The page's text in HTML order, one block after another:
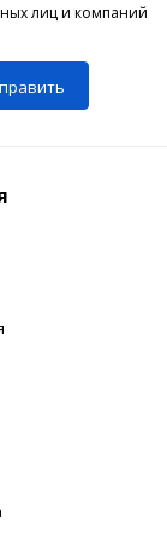
лиц и компаний